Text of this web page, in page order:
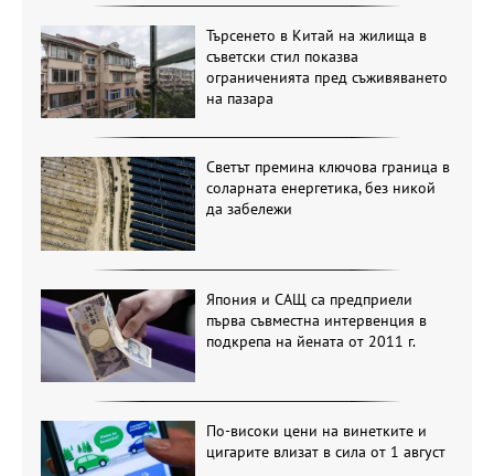
Търсенето в Китай на жилища в
съветски стил показва
ограниченията пред съживяването
на пазара
Светът премина ключова граница в
соларната енергетика, без никой
да забележи
Япония и САЩ са предприели
първа съвместна интервенция в
подкрепа на йената от 2011 г.
По-високи цени на винетките и
цигарите влизат в сила от 1 август